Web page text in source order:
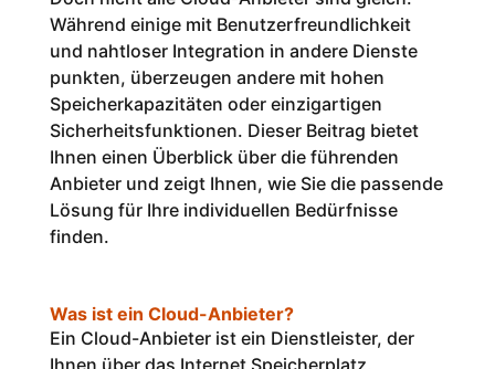
Datenschutz
3. Integration in bestehende
Systeme
4. Benutzerfreundlichkeit
5. Kundenservice und
Support
6. Zuverlässigkeit und
Leistung
7. Skalierbarkeit und
Flexibilität
8. Zusatzfunktionen und
1. Verschlüsselung: Ihre
Daten in sicheren Händen
2. Zwei-Faktor-
Während einige mit Benutzerfreundlichkeit
und nahtloser Integration in andere Dienste
punkten, überzeugen andere mit hohen
Speicherkapazitäten oder einzigartigen
Sicherheitsfunktionen. Dieser Beitrag bietet
Ihnen einen Überblick über die führenden
Anbieter und zeigt Ihnen, wie Sie die passende
Lösung für Ihre individuellen Bedürfnisse
finden.
Was ist ein Cloud-Anbieter?
Ein Cloud-Anbieter ist ein Dienstleister, der
Ihnen über das Internet Speicherplatz,